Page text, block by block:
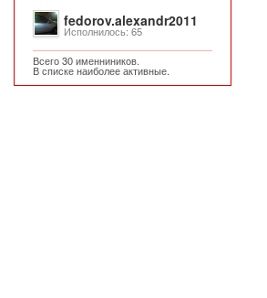
fedorov.alexandr2011
Исполнилось: 65
Всего 30 именниников.
В списке наиболее активные.